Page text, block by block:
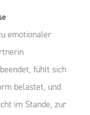
emotionaler
fühlt sich
belastet, und
im Stande, zur